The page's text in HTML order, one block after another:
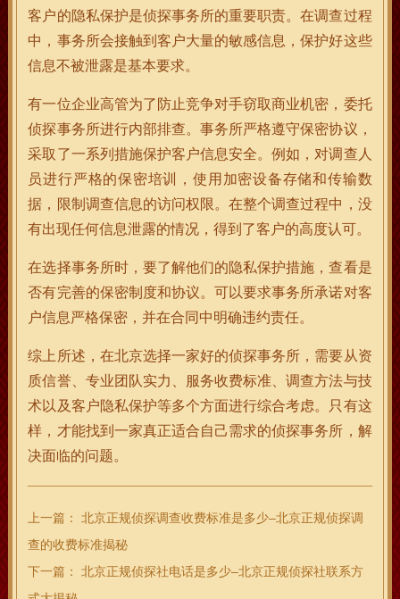
客户的隐私保护是侦探事务所的重要职责。在调查过程
中，事务所会接触到客户大量的敏感信息，保护好这些
信息不被泄露是基本要求。
有一位企业高管为了防止竞争对手窃取商业机密，委托
侦探事务所进行内部排查。事务所严格遵守保密协议，
采取了一系列措施保护客户信息安全。例如，对调查人
员进行严格的保密培训，使用加密设备存储和传输数
据，限制调查信息的访问权限。在整个调查过程中，没
有出现任何信息泄露的情况，得到了客户的高度认可。
在选择事务所时，要了解他们的隐私保护措施，查看是
否有完善的保密制度和协议。可以要求事务所承诺对客
户信息严格保密，并在合同中明确违约责任。
综上所述，在北京选择一家好的侦探事务所，需要从资
质信誉、专业团队实力、服务收费标准、调查方法与技
术以及客户隐私保护等多个方面进行综合考虑。只有这
样，才能找到一家真正适合自己需求的侦探事务所，解
决面临的问题。
上一篇：
北京正规侦探调查收费标准是多少–北京正规侦探调
查的收费标准揭秘
下一篇：
北京正规侦探社电话是多少–北京正规侦探社联系方